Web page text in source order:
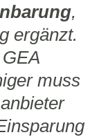
,
ergänzt.
muss